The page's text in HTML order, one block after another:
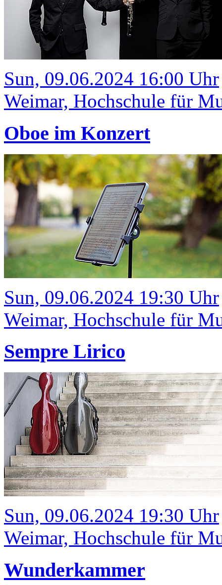
Sun, 09.06.2024 16:00 Uhr
Weimar, Hochschule für
Oboe im Konzert
Sun, 09.06.2024 19:30 Uhr
Weimar, Hochschule für
Sempre Lirico
Sun, 09.06.2024 19:30 Uhr
Weimar, Hochschule für
Wunderkammer